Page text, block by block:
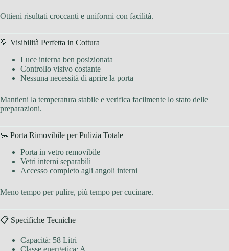
Ottieni risultati croccanti e uniformi con facilità.
💡 Visibilità Perfetta in Cottura
Luce interna ben posizionata
Controllo visivo costante
Nessuna necessità di aprire la porta
Mantieni la temperatura stabile e verifica facilmente lo stato delle
preparazioni.
🧼 Porta Rimovibile per Pulizia Totale
Porta in vetro removibile
Vetri interni separabili
Accesso completo agli angoli interni
Meno tempo per pulire, più tempo per cucinare.
📋 Specifiche Tecniche
Capacità: 58 Litri
Classe energetica: A